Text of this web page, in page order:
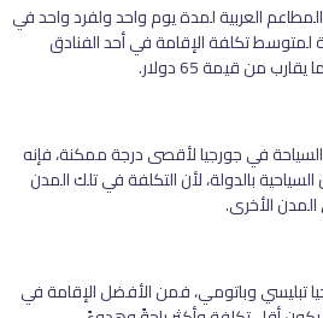
العربية لمدة يوم واحد ولفرد واحد في
أما بالنسبة لمتوسط تكلفة الإقامة في أحد الفنادق
من قيمة 65 دولار.
في جورجيا لأقصى درجة ممكنة، فإنه
بالدولة، لأن التكلفة في تلك المدن
الأخرى.
تبليسي وباتومي، فمن الأفضل الإقامة في